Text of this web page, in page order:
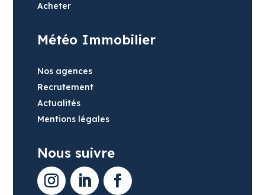
Acheter
Météo Immobilier
Nos agences
Recrutement
Actualités
Mentions légales
Nous suivre